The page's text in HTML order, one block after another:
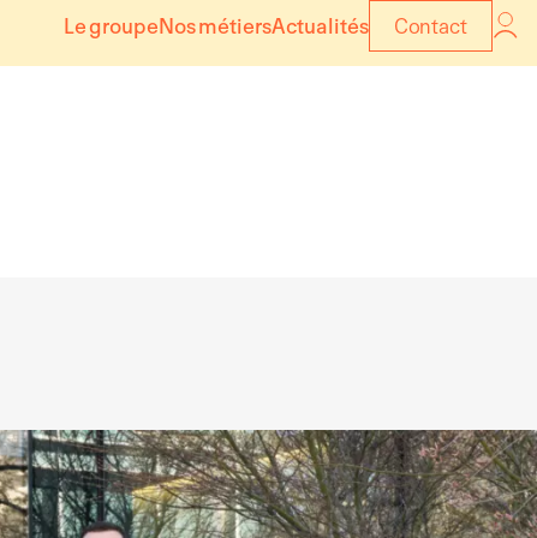
Le groupeNos métiersActualités Contact